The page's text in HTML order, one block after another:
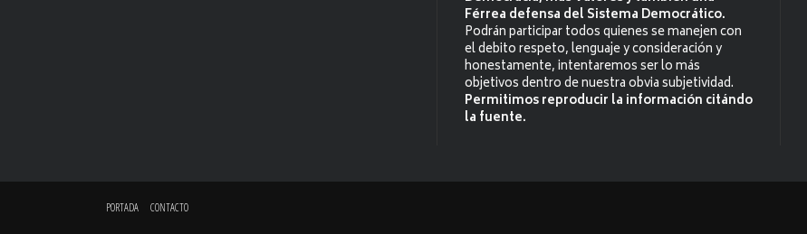
Férrea defensa del Sistema Democrático.
Podrán participar todos quienes se manejen con
el debito respeto, lenguaje y consideración y
honestamente, intentaremos ser lo más
objetivos dentro de nuestra obvia subjetividad.
Permitimos reproducir la información citándo
la fuente.
PORTADA CONTACTO